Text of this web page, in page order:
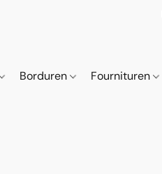
Borduren Fournituren